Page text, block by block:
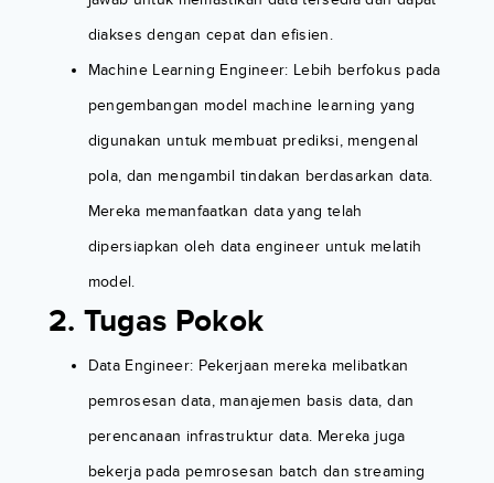
diakses dengan cepat dan efisien.
Machine Learning Engineer: Lebih berfokus pada
pengembangan model machine learning yang
digunakan untuk membuat prediksi, mengenal
pola, dan mengambil tindakan berdasarkan data.
Mereka memanfaatkan data yang telah
dipersiapkan oleh data engineer untuk melatih
model.
2. Tugas Pokok
Data Engineer: Pekerjaan mereka melibatkan
pemrosesan data, manajemen basis data, dan
perencanaan infrastruktur data. Mereka juga
bekerja pada pemrosesan batch dan streaming